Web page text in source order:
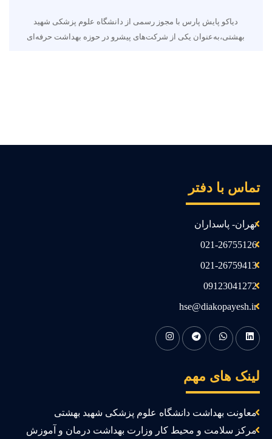
دیاکو پایش پارس با مجوز رسمی از دانشگاه علوم پزشکی شهید
بهشتی،به‌عنوان یکی از شرکت‌های پیشرو در حوزه بهداشت حرفه‌ای
با دفتر
تهران- پاسداران
021-26755126
021-26759413
09123041272
hse@diakopayesh.ir
های مهم
معاونت بهداشت دانشگاه علوم پزشکی شهید بهشتی
مرکز سلامت و محیط کار وزارت بهداشت درمان و آموزش